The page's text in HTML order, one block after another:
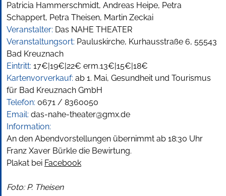
Patricia Hammerschmidt, Andreas Heipe, Petra
Schappert, Petra Theisen, Martin Zeckai
Veranstalter: Das NAHE THEATER
Veranstaltungsort: Pauluskirche, Kurhausstraße 6, 55543
Bad Kreuznach
Eintritt: 17€|19€|22€ erm.13€|15€|18€
Kartenvorverkauf: ab 1. Mai, Gesundheit und Tourismus
für Bad Kreuznach GmbH
Telefon: 0671 / 8360050
Email: das-nahe-theater@gmx.de
Information:
An den Abendvorstellungen übernimmt ab 18:30 Uhr
Franz Xaver Bürkle die Bewirtung.
Plakat bei Facebook
Foto: P. Theisen